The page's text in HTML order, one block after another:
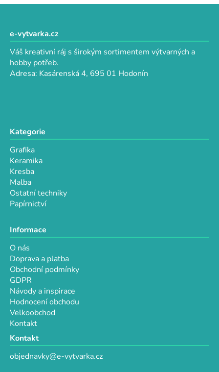
e-vytvarka.cz
Váš kreativní ráj s širokým sortimentem výtvarných a
hobby potřeb.
Adresa: Kasárenská 4, 695 01 Hodonín
Kategorie
Grafika
Keramika
Kresba
Malba
Ostatní techniky
Papírnictví
Informace
O nás
Doprava a platba
Obchodní podmínky
GDPR
Návody a inspirace
Hodnocení obchodu
Velkoobchod
Kontakt
Kontakt
objednavky@e-vytvarka.cz